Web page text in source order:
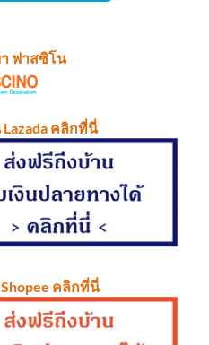
ฟาสซิโน
Lazada คลิกที่นี่
คลิกที่นี่